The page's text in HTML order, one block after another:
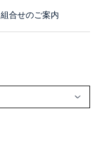
合せのご案内